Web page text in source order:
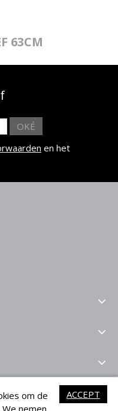
63CM
OKÉ
en het
ACCEPT
om de
nemen